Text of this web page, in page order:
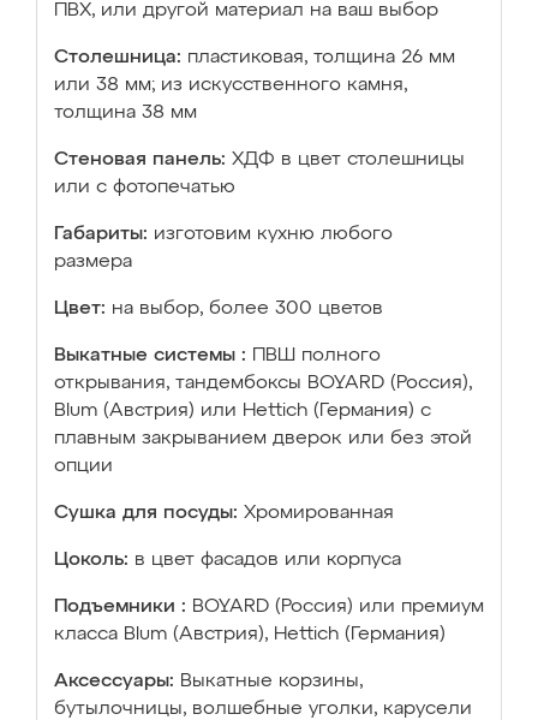
ПВХ, или другой материал на ваш выбор
Столешница: пластиковая, толщина 26 мм
или 38 мм; из искусственного камня,
толщина 38 мм
Стеновая панель: ХДФ в цвет столешницы
или с фотопечатью
Габариты: изготовим кухню любого
размера
Цвет: на выбор, более 300 цветов
Выкатные системы :
ПВШ полного
открывания, тандембоксы BOYARD (Россия),
Blum (Австрия) или Hettich (Германия) с
плавным закрыванием дверок или без этой
опции
Сушка для посуды: Хромированная
Цоколь: в цвет фасадов или корпуса
Подъемники : BOYARD (Россия) или премиум
класса Blum (Австрия), Hettich (Германия)
Аксессуары: Выкатные корзины,
бутылочницы, волшебные уголки, карусели